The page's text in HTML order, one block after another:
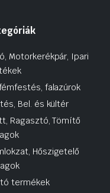
Motorkerékpár, Ipari
falazúrok
Bel. és kültér
Ragasztó, Tömítő
Hőszigetelő
termékek